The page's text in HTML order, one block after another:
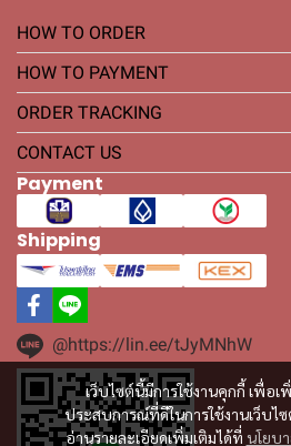
เว็บไซต์นี้มีการใช้งานคุกกี้ เพื่อ
ประสบการณ์ที่ดีในการใช้งานเว็บไ
อ่านรายละเอียดเพิ่มเติมได้ที่ นโยบ
HOW TO ORDER
HOW TO PAYMENT
ORDER TRACKING
CONTACT US
Payment
Shipping
@https://lin.ee/tJyMNhW